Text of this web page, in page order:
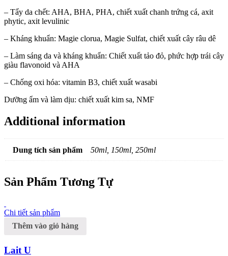
– Tẩy da chết: AHA, BHA, PHA, chiết xuất chanh trứng cá, axit
phytic, axit levulinic
– Kháng khuẩn: Magie clorua, Magie Sulfat, chiết xuất cây râu dê
– Làm sáng da và kháng khuẩn: Chiết xuất tảo đỏ, phức hợp trái cây
giàu flavonoid và AHA
– Chống oxi hóa: vitamin B3, chiết xuất wasabi
Dưỡng ẩm và làm dịu: chiết xuất kim sa, NMF
Additional information
Dung tích sản phẩm 50ml, 150ml, 250ml
Sản Phẩm Tương Tự
Chi tiết sản phẩm
Thêm vào giỏ hàng
Lait U